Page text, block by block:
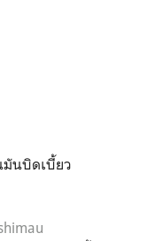
นบิดเบี้ยว